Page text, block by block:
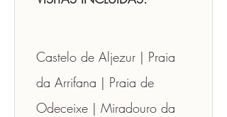
Castelo de Aljezur | Praia
da Arrifana | Praia de
Odeceixe | Miradouro da